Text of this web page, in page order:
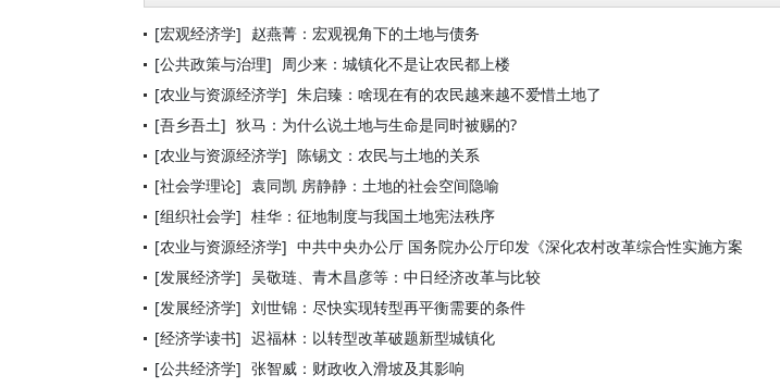
[宏观经济学] 赵燕菁：宏观视角下的土地与债务
[公共政策与治理] 周少来：城镇化不是让农民都上楼
[农业与资源经济学] 朱启臻：啥现在有的农民越来越不爱惜土地了
[吾乡吾土] 狄马：为什么说土地与生命是同时被赐的?
[农业与资源经济学] 陈锡文：农民与土地的关系
[社会学理论] 袁同凯 房静静：土地的社会空间隐喻
[组织社会学] 桂华：征地制度与我国土地宪法秩序
[农业与资源经济学] 中共中央办公厅 国务院办公厅印发《深化农村改革综合性实施方案
[发展经济学] 吴敬琏、青木昌彦等：中日经济改革与比较
[发展经济学] 刘世锦：尽快实现转型再平衡需要的条件
[经济学读书] 迟福林：以转型改革破题新型城镇化
[公共经济学] 张智威：财政收入滑坡及其影响